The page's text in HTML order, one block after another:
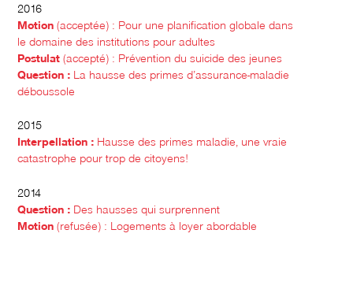
2016
Motion (acceptée) : Pour une planification globale dans
le domaine des institutions pour adultes
Postulat (accepté) : Prévention du suicide des jeunes
Question : La hausse des primes d’assurance-maladie
déboussole
2015
Interpellation : Hausse des primes maladie, une vraie
catastrophe pour trop de citoyens!
2014
Question : Des hausses qui surprennent
Motion (refusée) : Logements à loyer abordable